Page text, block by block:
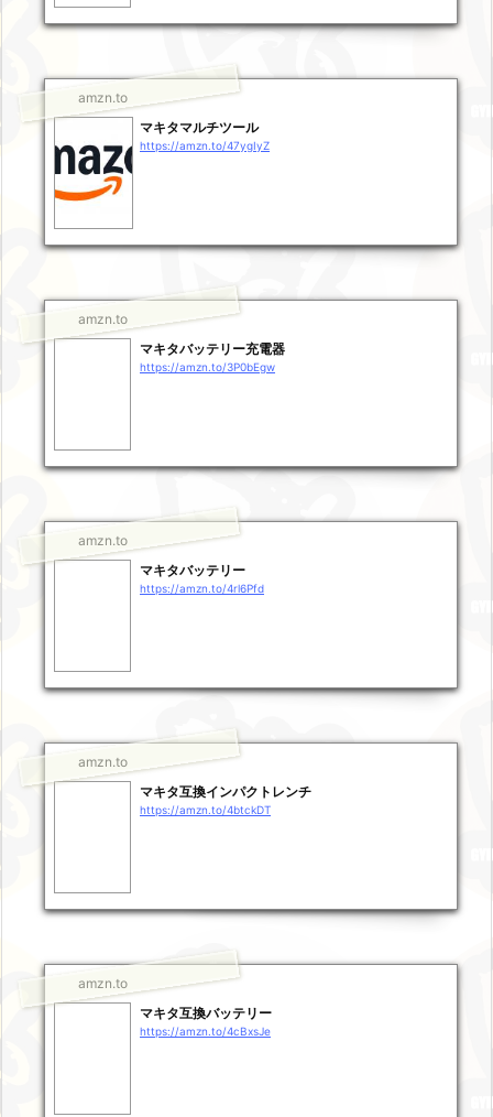
amzn.to
マキタマルチツール
https://amzn.to/47ygIyZ
amzn.to
マキタバッテリー充電器
https://amzn.to/3P0bEgw
amzn.to
マキタバッテリー
https://amzn.to/4rl6Pfd
amzn.to
マキタ互換インパクトレンチ
https://amzn.to/4btckDT
amzn.to
マキタ互換バッテリー
https://amzn.to/4cBxsJe